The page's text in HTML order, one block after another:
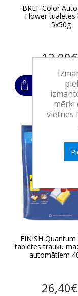
BREF Color
Flower tualetes
5x50g
12,00€
Ielikt
FINISH
tabletes trauku
automātiem
26,40€
mērķi
vietnes